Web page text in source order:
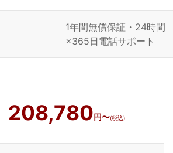
1年間無償保証・24時間
×365日電話サポート
208,780円〜(税込)